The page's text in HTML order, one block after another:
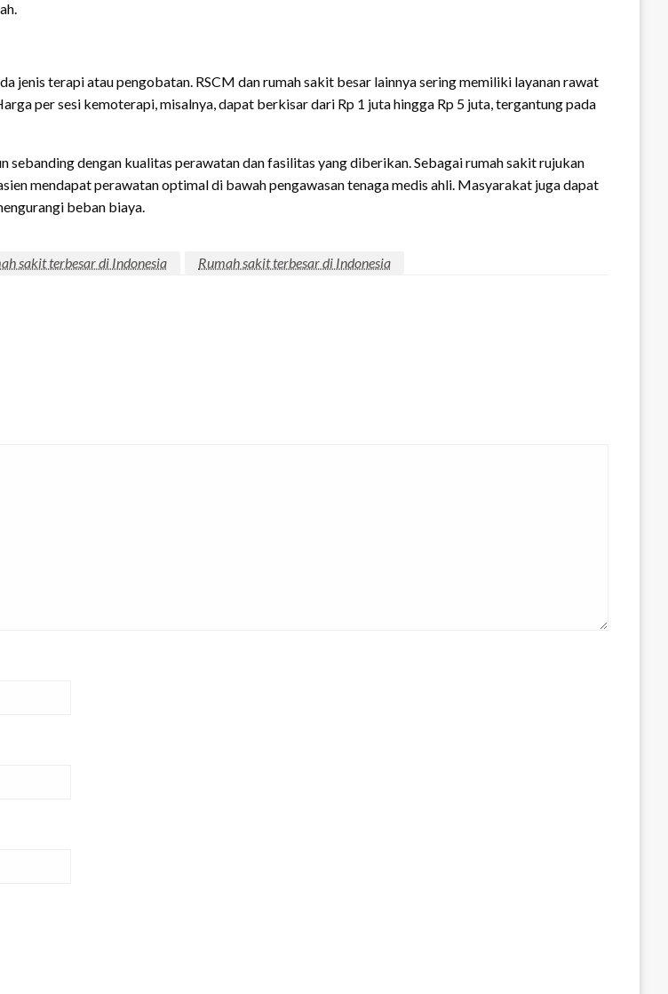
jenis terapi atau pengobatan. RSCM dan rumah sakit besar lainnya sering memiliki layanan rawat
per sesi kemoterapi, misalnya, dapat berkisar dari Rp 1 juta hingga Rp 5 juta, tergantung pada
sebanding dengan kualitas perawatan dan fasilitas yang diberikan. Sebagai rumah sakit rujukan
mendapat perawatan optimal di bawah pengawasan tenaga medis ahli. Masyarakat juga dapat
beban biaya.
sakit terbesar di Indonesia Rumah sakit terbesar di Indonesia